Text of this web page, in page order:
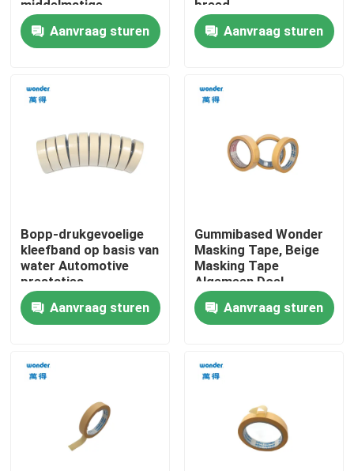
Thuis
VR-show
Fabriekstocht
Kwaliteitscontrole
Neem contact met ons op
middelmatige
temperatuur
dubbelstapel
maskerband
Aanvraag sturen
breed
Temperatuurbestendige
Aanvraag sturen
Bopp-drukgevoelige
kleefband op basis van
water Automotive
prestaties
Aanvraag sturen
Gummibased Wonder
Masking Tape, Beige
Masking Tape
Algemeen Doel
Aanvraag sturen